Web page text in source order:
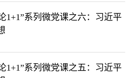
1+1”系列微党课之六：习近平
1+1”系列微党课之五：习近平